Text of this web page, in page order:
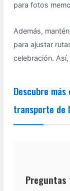
para fotos
Además,
para ajustar
celebración.
Descubre
transporte de